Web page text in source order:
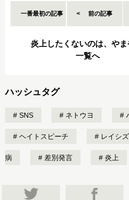
一番最初の記事 前の記事
炎上したくないのは、や
一覧へ
ハッシュタグ
SNS ネトウヨ
ヘイトスピーチ レイシ
病 差別発言 炎上